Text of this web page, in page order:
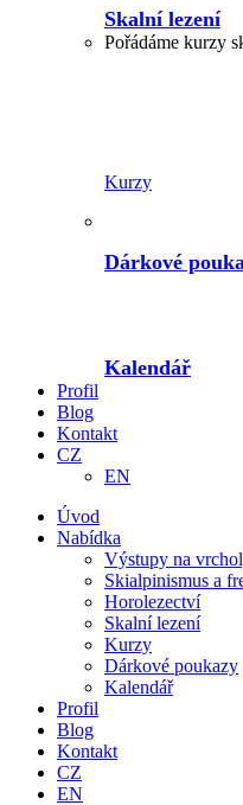
Skalní lezení
Pořádáme kurzy
Kurzy
Dárkové
Kalendář
Profil
Blog
Kontakt
CZ
EN
Úvod
Nabídka
Výstupy na
Skialpinismus a
Horolezectví
Skalní lezení
Kurzy
Dárkové poukazy
Kalendář
Profil
Blog
Kontakt
CZ
EN